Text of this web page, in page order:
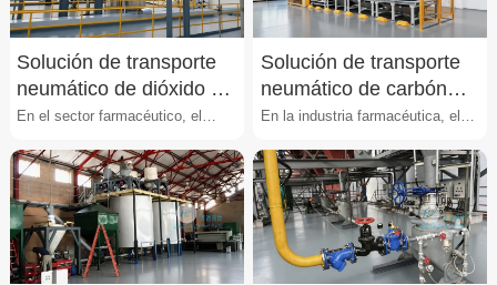
Solución de transporte
neumático de dióxido de
silicio farmacéutico
En el sector farmacéutico, el
(SiO₂) de grado farm···
Solución de transporte
neumático de carbón
activado farmacéutico
En la industria farmacéutica, el
presenta retos si···